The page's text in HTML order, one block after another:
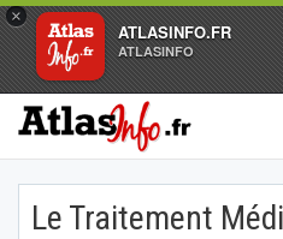
×
ATLASINFO.FR
ATLASINFO
Le Traitement